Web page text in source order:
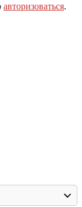
авторизоваться.